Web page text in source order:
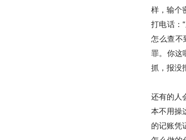
样，输个
打电话：
怎么查不
罪。你这
抓，报没
还有的人
本不用操
的记账凭